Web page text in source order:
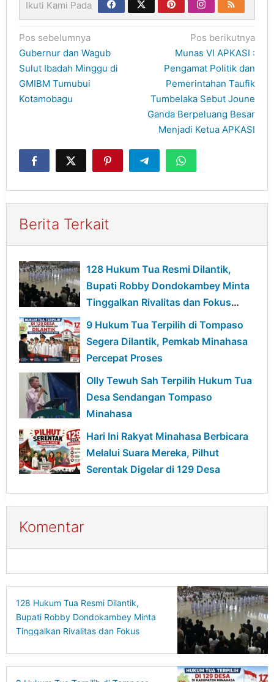
Ikuti Kami Pada
Navigasi
pos
Pos sebelumnya
Gubernur dan Wagub
Sulut Ibadah Minggu di
GMIBM Tumubui
Kotamobagu
Pos berikutnya
Munas VI APKASI :
Pengamat Politik dan
Pemerintahan Taufik
Tumbelaka Sebut Joune
Ganda Berpeluang Besar
Menjadi Ketua APKASI
Berita Terkait
128 Hukum Tua Resmi Dilantik,
Bupati Robby Dondokambey Minta
Tinggalkan Rivalitas dan Fokus
Bangun Desa
9 Hukum Tua Terpilih di Tompaso
Segera Dilantik, Pemkab Minahasa
Percepat Proses
Olly Tewuh Sah Terpilih Hukum Tua
Desa Sendangan Tompaso
Minahasa
Hari Ini Rakyat Minahasa Berbicara
Melalui Suara Mereka, Pilhut
Serentak Digelar di 129 Desa
Komentar
128 Hukum Tua Resmi Dilantik,
Bupati Robby Dondokambey Minta
Tinggalkan Rivalitas dan Fokus